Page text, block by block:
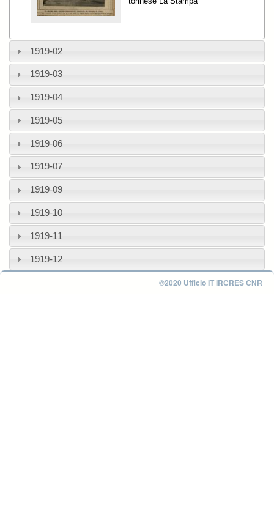
1919-02
1919-03
1919-04
1919-05
1919-06
1919-07
1919-09
1919-10
1919-11
1919-12
©2020 Ufficio IT IRCRES CNR